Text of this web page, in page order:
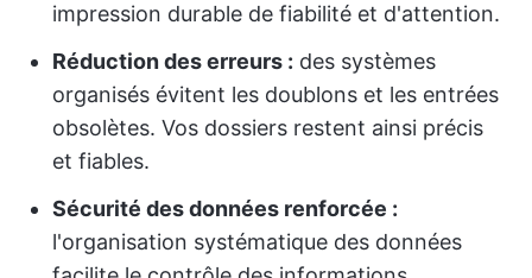
impression durable de fiabilité et d'attention.
Réduction des erreurs : des systèmes
organisés évitent les doublons et les entrées
obsolètes. Vos dossiers restent ainsi précis
et fiables.
Sécurité des données renforcée :
l'organisation systématique des données